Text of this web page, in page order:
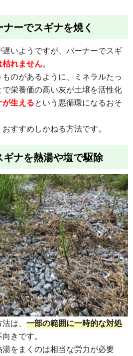
ナーでスギナを焼く
いようですが、バーナーでスギ
れません。
のがあるように、ミネラルたっ
栄養価の高い灰が土壌を活性化
生えるという悪循環になるおそ
すすめしかねる方法です。
ギナを熱湯や塩で駆除
は、 一部の範囲に一時的な対処
きです。
をまくのは相当な労力が必要